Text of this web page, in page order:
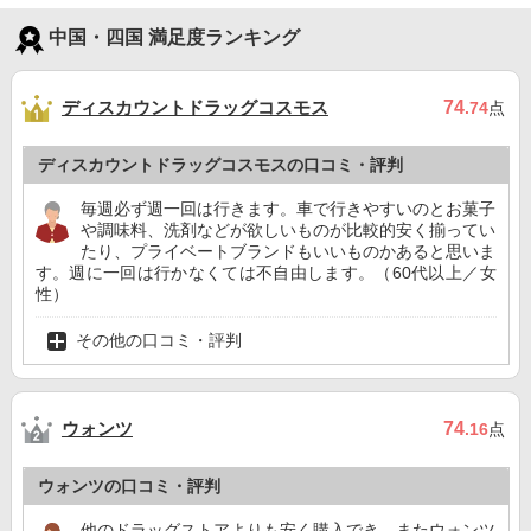
中国・四国 満足度ランキング
ディスカウントドラッグコスモス 74.74点
ディスカウントドラッグコスモスの口コミ・評判
毎週必ず週一回は行きます。車で行きやすいのとお菓子
や調味料、洗剤などが欲しいものが比較的安く揃ってい
たり、プライベートブランドもいいものかあると思いま
す。週に一回は行かなくては不自由します。（60代以上／女
性）
その他の口コミ・評判
ウォンツ 74.16点
ウォンツの口コミ・評判